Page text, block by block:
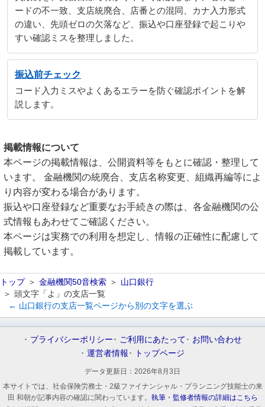
ードの不一致、支店統廃合、店番との混同、カナ入力形式
の違い、先頭ゼロの欠落など、振込や口座登録で起こりや
すい確認ミスを整理しました。
振込前チェック
コード入力ミスやよくあるエラーを防ぐ確認ポイントを解
説します。
掲載情報について
本ページの掲載情報は、公開資料等をもとに確認・整理して
います。 金融機関の統廃合、支店名称変更、組織再編等によ
り内容が変わる場合があります。
振込や口座登録など重要なお手続きの際は、各金融機関の公
式情報もあわせてご確認ください。
本ページは実務での利用を想定し、情報の正確性に配慮して
掲載しています。
トップ 金融機関50音検索
山口銀行
頭文字「よ」の支店一覧
← 山口銀行の支店一覧ページから別の文字を選ぶ
プライバシーポリシー ご利用にあたって
お問い合わせ
運営者情報
トップページ
データ更新日： 2026年8月3日
本サイトでは、社会保険労務士・2級ファイナンシャル・プランニング技能士の来
田 和朝が記事内容の確認に関わっています。 執筆・監修者情報の詳細はこちら